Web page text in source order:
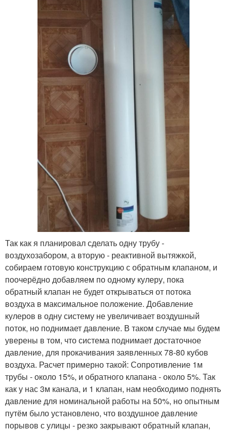
Так как я планировал сделать одну трубу -
воздухозабором, а вторую - реактивной вытяжкой,
собираем готовую конструкцию с обратным клапаном, и
поочерёдно добавляем по одному кулеру, пока
обратный клапан не будет открываться от потока
воздуха в максимальное положение. Добавление
кулеров в одну систему не увеличивает воздушный
поток, но поднимает давление. В таком случае мы будем
уверены в том, что система поднимает достаточное
давление, для прокачивания заявленных 78-80 кубов
воздуха. Расчет примерно такой: Сопротивление 1м
трубы - около 15%, и обратного клапана - около 5%. Так
как у нас 3м канала, и 1 клапан, нам необходимо поднять
давление для номинальной работы на 50%, но опытным
путём было установлено, что воздушное давление
порывов с улицы - резко закрывают обратный клапан,